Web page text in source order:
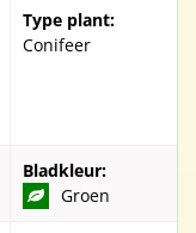
Type plant:
Conifeer
Bladkleur:
Groen